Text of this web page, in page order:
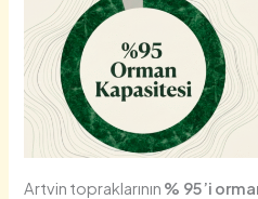
Artvin topraklarının % 95’i